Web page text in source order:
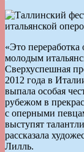
«Это
молодым
Сверхуспешная
2012 года в
выпала особая
рубежом в
с оперными
выступят
рассказала
Лилль.